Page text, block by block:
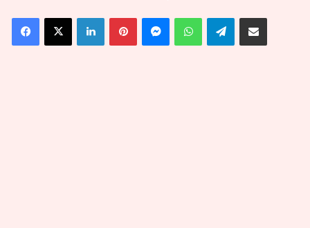
courriel
FacebookX LinkedinPinterestMessengerWhatsAppTelegramPartager par email